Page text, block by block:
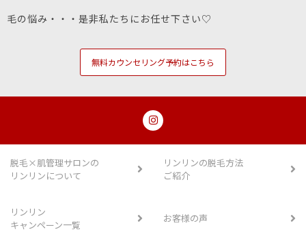
毛の悩み・・・是非私たちにお任せ下さい♡
無料カウンセリング予約はこちら
脱毛×肌管理サロンの
リンリンについて
リンリンの脱毛方法
ご紹介
リンリン
キャンペーン一覧
お客様の声